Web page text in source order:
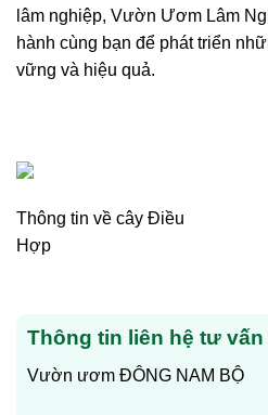
lâm nghiệp, Vườn Ươm Lâm
hành cùng bạn để phát triển
vững và hiệu quả.
Thông tin về cây Điều
Hợp
Thông tin liên hệ tư vấn
Vườn ươm ĐÔNG NAM BỘ